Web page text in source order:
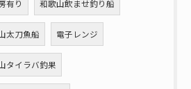
有り 和歌山飲ませ釣り船
太刀魚船 電子レンジ
タイラバ釣果